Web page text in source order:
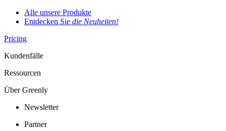
Alle unsere Produkte
Entdecken Sie die Neuheiten!
Pricing
Kundenfälle
Ressourcen
Über Greenly
Newsletter
Partner